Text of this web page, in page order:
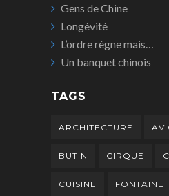
Gens de Chine
Longévité
L’ordre règne mais…
Un banquet chinois
TAGS
ARCHITECTURE
BUTIN CIRQUE
CUISINE FONTAINE